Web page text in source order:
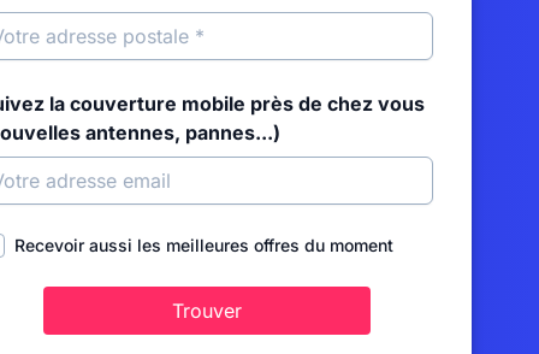
la couverture mobile près de chez vous
antennes, pannes...)
Recevoir aussi les meilleures offres du moment
Trouver